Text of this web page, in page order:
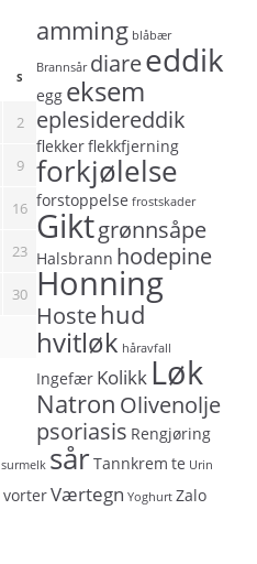
S
2
9
16
23
30
amming blåbær
Brannsår diareeddik
egg eksem
eplesidereddik
flekkerflekkfjerning
forkjølelse
forstoppelse frostskader
Giktgrønnsåpe
Halsbrann hodepine
Honning
Hostehud
hvitløk håravfall
Ingefær Kolikk Løk
Natron Olivenolje
psoriasis Rengjøring
surmelk sårTannkrem te Urin
vorterVærtegn Yoghurt Zalo